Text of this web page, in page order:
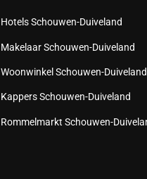
Hotels Schouwen-Duiveland
Makelaar Schouwen-Duiveland
Woonwinkel Schouwen-Duiveland
Kappers Schouwen-Duiveland
Rommelmarkt Schouwen-